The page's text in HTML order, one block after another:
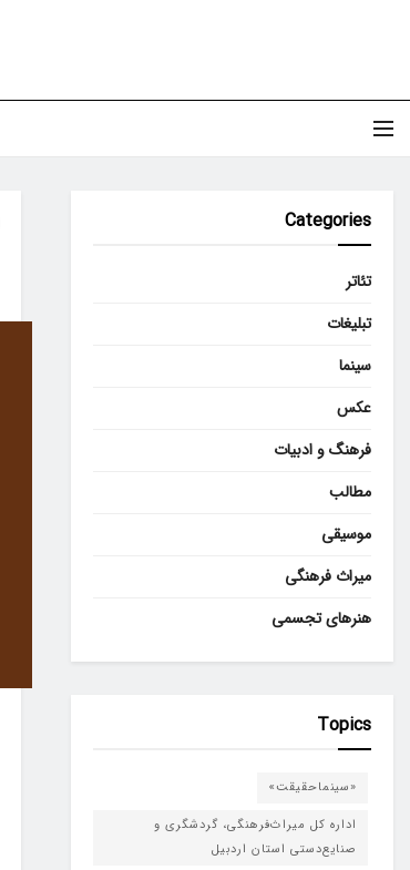
Categories
تئاتر
تبلیغات
سینما
عکس
فرهنگ و ادبیات
مطالب
موسیقی
میراث فرهنگی
هنرهای تجسمی
Topics
«سینماحقیقت»
اداره کل میراث‌فرهنگی، گردشگری و
صنایع‌دستی استان اردبیل